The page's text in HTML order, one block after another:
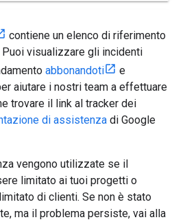
contiene un elenco di riferimento
visualizzare gli incidenti
abbonandoti
e
aiutare i nostri team a effettuare
trovare il link al tracker dei
di assistenza di Google
vengono utilizzate se il
limitato ai tuoi progetti o
di clienti. Se non è stato
ma il problema persiste, vai alla